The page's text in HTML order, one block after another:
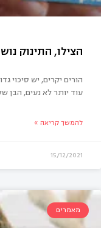
הורים יקרים, יש סיכוי
עוד יותר לא נעים, הבן
להמשך קריאה »
15/12/2021
מאמרים